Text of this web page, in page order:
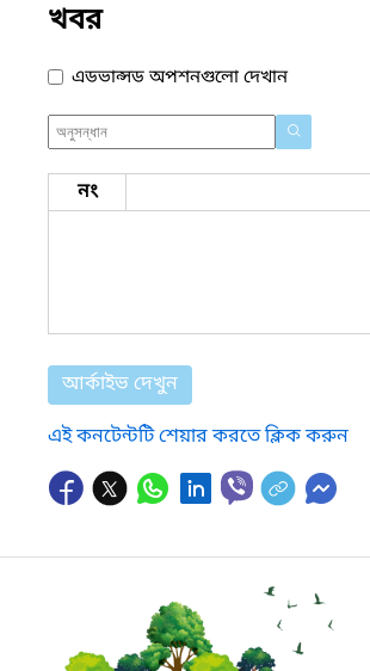
খবর
এডভান্সড অপশনগুলো দেখান
নং
আর্কাইভ দেখুন
এই কনটেন্টটি শেয়ার করতে ক্লিক করুন